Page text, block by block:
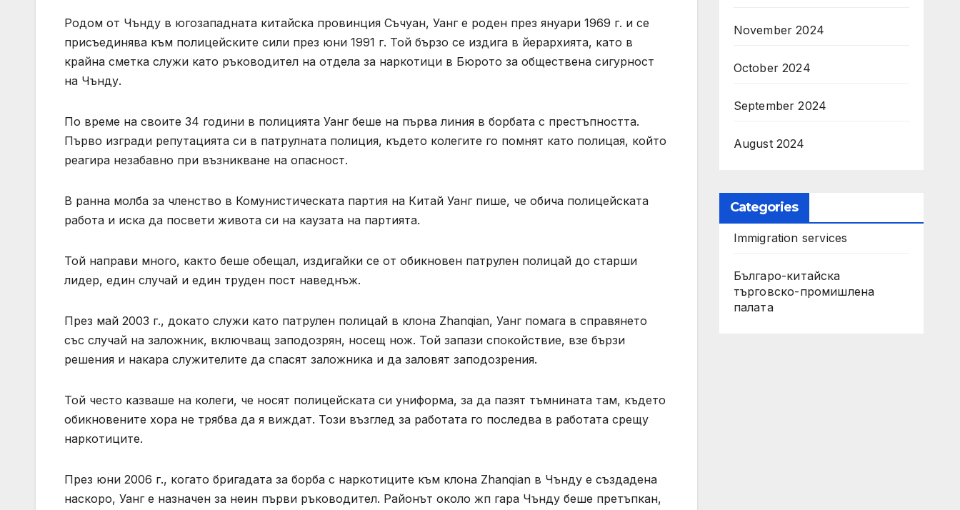
Родом от Чънду в югозападната китайска провинция Съчуан, Уанг е роден през януари 1969 г. и се
присъединява към полицейските сили през юни 1991 г. Той бързо се издига в йерархията, като в
крайна сметка служи като ръководител на отдела за наркотици в Бюрото за обществена сигурност
на Чънду.
По време на своите 34 години в полицията Уанг беше на първа линия в борбата с престъпността.
Първо изгради репутацията си в патрулната полиция, където колегите го помнят като полицая, който
реагира незабавно при възникване на опасност.
В ранна молба за членство в Комунистическата партия на Китай Уанг пише, че обича полицейската
работа и иска да посвети живота си на каузата на партията.
Той направи много, както беше обещал, издигайки се от обикновен патрулен полицай до старши
лидер, един случай и един труден пост наведнъж.
През май 2003 г., докато служи като патрулен полицай в клона Zhanqian, Уанг помага в справянето
със случай на заложник, включващ заподозрян, носещ нож. Той запази спокойствие, взе бързи
решения и накара служителите да спасят заложника и да заловят заподозрения.
Той често казваше на колеги, че носят полицейската си униформа, за да пазят тъмнината там, където
обикновените хора не трябва да я виждат. Този възглед за работата го последва в работата срещу
наркотиците.
През юни 2006 г., когато бригадата за борба с наркотиците към клона Zhanqian в Чънду е създадена
наскоро, Уанг е назначен за неин първи ръководител. Районът около жп гара Чънду беше претъпкан,
November 2024
October 2024
September 2024
August 2024
Categories
Immigration services
Българо-китайска
търговско-промишлена
палата